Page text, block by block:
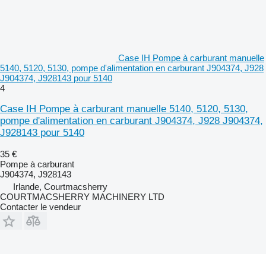
Case IH Pompe à carburant manuelle
5140, 5120, 5130, pompe d'alimentation en carburant J904374, J928
J904374, J928143 pour 5140
4
Case IH Pompe à carburant manuelle 5140, 5120, 5130,
pompe d'alimentation en carburant J904374, J928 J904374,
J928143 pour 5140
35 €
Pompe à carburant
J904374, J928143
Irlande, Courtmacsherry
COURTMACSHERRY MACHINERY LTD
Contacter le vendeur